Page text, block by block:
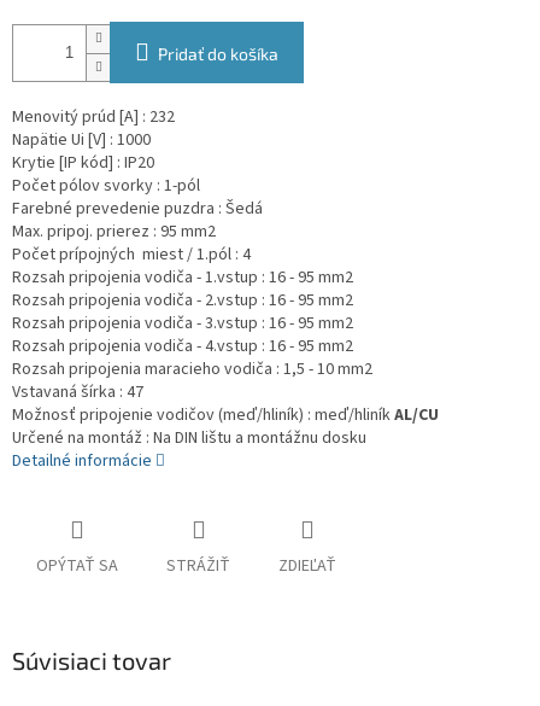
Pridať do košíka
Menovitý prúd [A] : 232
Napätie Ui [V] : 1000
Krytie [IP kód] : IP20
Počet pólov svorky : 1-pól
Farebné prevedenie puzdra : Šedá
Max. pripoj. prierez : 95 mm2
Počet prípojných miest / 1.pól : 4
Rozsah pripojenia vodiča - 1.vstup : 16 - 95 mm2
Rozsah pripojenia vodiča - 2.vstup : 16 - 95 mm2
Rozsah pripojenia vodiča - 3.vstup : 16 - 95 mm2
Rozsah pripojenia vodiča - 4.vstup : 16 - 95 mm2
Rozsah pripojenia maracieho vodiča : 1,5 - 10 mm2
Vstavaná šírka : 47
Možnosť pripojenie vodičov (meď/hliník) : meď/hliníkAL/CU
Určené na montáž : Na DIN lištu a montážnu dosku
Detailné informácie
OPÝTAŤ SA STRÁŽIŤ ZDIEĽAŤ
Súvisiaci tovar